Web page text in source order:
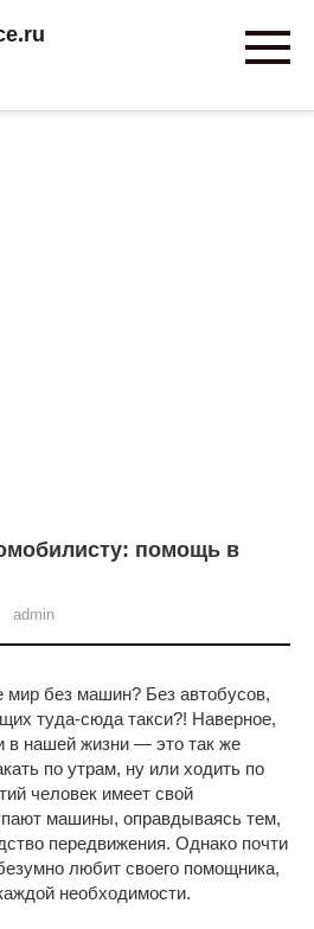
помощь в
admin
мир без машин? Без автобусов,
туда-сюда такси?! Наверное,
в нашей жизни — это так же
по утрам, ну или ходить по
человек имеет свой
машины, оправдываясь тем,
передвижения. Однако почти
любит своего помощника,
необходимости.